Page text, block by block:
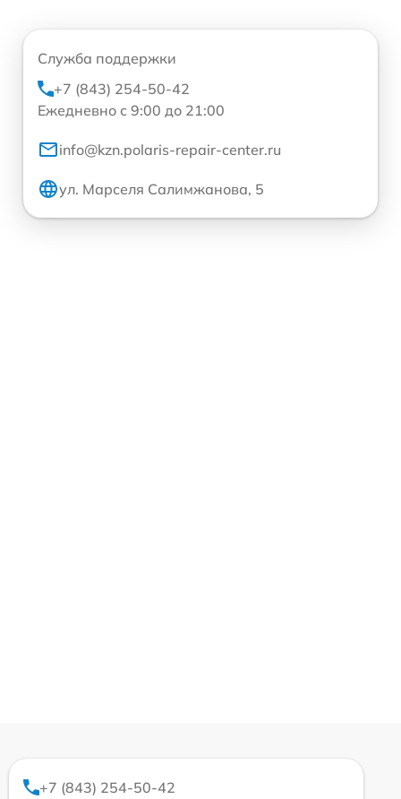
Служба поддержки
+7 (843) 254-50-42
Ежедневно с 9:00 до 21:00
info@kzn.polaris-repair-center.ru
ул. Марселя Салимжанова, 5
+7 (843) 254-50-42